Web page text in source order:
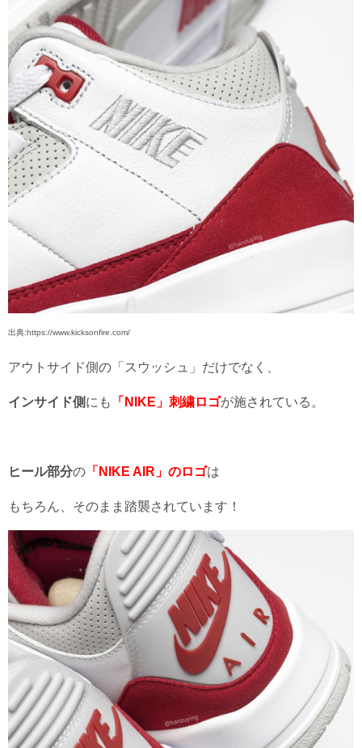
出典:https://www.kicksonfire.com/
アウトサイド側の「スウッシュ」だけでなく、
インサイド側 にも 「NIKE」刺繍ロゴが施されている。
ヒール部分の 「NIKE AIR」のロゴは
もちろん、そのまま踏襲されています！